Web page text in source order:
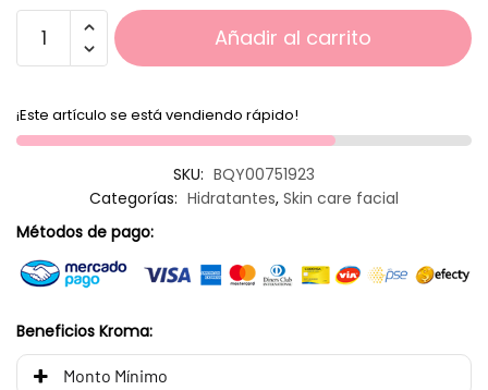
Añadir al carrito
¡Este artículo se está vendiendo rápido!
SKU: BQY00751923
Categorías: Hidratantes, Skin care facial
Métodos de pago:
Beneficios Kroma:
Monto Mínimo